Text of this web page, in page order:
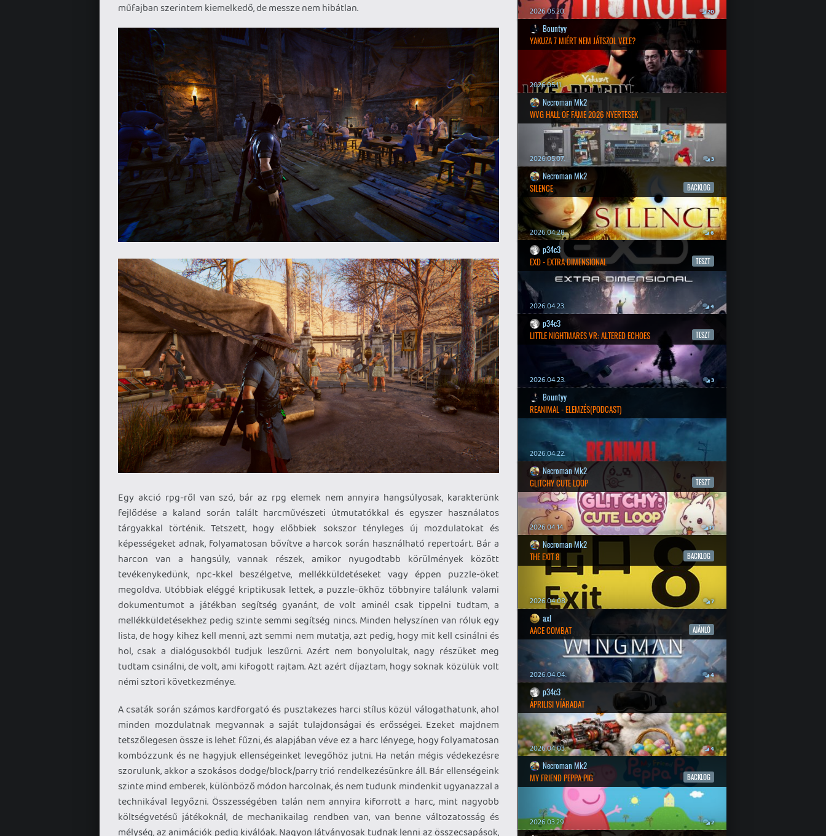
műfajban szerintem kiemelkedő, de messze nem hibátlan.
Egy akció rpg-ről van szó, bár az rpg elemek nem annyira hangsúlyosak, karakterünk
fejlődése a kaland során talált harcművészeti útmutatókkal és egyszer használatos
tárgyakkal történik. Tetszett, hogy előbbiek sokszor tényleges új mozdulatokat és
képességeket adnak, folyamatosan bővítve a harcok során használható repertoárt. Bár a
harcon van a hangsúly, vannak részek, amikor nyugodtabb körülmények között
tevékenykedünk, npc-kkel beszélgetve, mellékküldetéseket vagy éppen puzzle-öket
megoldva. Utóbbiak eléggé kriptikusak lettek, a puzzle-ökhöz többnyire találunk valami
dokumentumot a játékban segítség gyanánt, de volt aminél csak tippelni tudtam, a
mellékküldetésekhez pedig szinte semmi segítség nincs. Minden helyszínen van róluk egy
lista, de hogy kihez kell menni, azt semmi nem mutatja, azt pedig, hogy mit kell csinálni és
hol, csak a dialógusokból tudjuk leszűrni. Azért nem bonyolultak, nagy részüket meg
tudtam csinálni, de volt, ami kifogott rajtam. Azt azért díjaztam, hogy soknak közülük volt
némi sztori következménye.
A csaták során számos kardforgató és pusztakezes harci stílus közül válogathatunk, ahol
minden mozdulatnak megvannak a saját tulajdonságai és erősségei. Ezeket majdnem
tetszőlegesen össze is lehet fűzni, és alapjában véve ez a harc lényege, hogy folyamatosan
kombózzunk és ne hagyjuk ellenségeinket levegőhöz jutni. Ha netán mégis védekezésre
szorulunk, akkor a szokásos dodge/block/parry trió rendelkezésünkre áll. Bár ellenségeink
szinte mind emberek, különböző módon harcolnak, és nem tudunk mindenkit ugyanazzal a
technikával legyőzni. Összességében talán nem annyira kiforrott a harc, mint nagyobb
költségvetésű játékoknál, de mechanikailag rendben van, van benne változatosság és
mélység, az animációk pedig kiválóak. Nagyon látványosak tudnak lenni az összecsapások,
2026.05.20. 20
Bountyy
YAKUZA 7 MIÉRT NEM JÁTSZOL VELE?
2026.05.11.
Necroman Mk2
WVG HALL OF FAME 2026 NYERTESEK
2026.05.07. 3
Necroman Mk2
SILENCE
BACKLOG
2026.04.28. 6
p34c3
EXD - EXTRA DIMENSIONAL
TESZT
2026.04.23. 4
p34c3
LITTLE NIGHTMARES VR: ALTERED ECHOES
TESZT
2026.04.23. 3
Bountyy
REANIMAL - ELEMZÉS(PODCAST)
2026.04.22.
Necroman Mk2
GLITCHY CUTE LOOP
TESZT
2026.04.14. 11
Necroman Mk2
THE EXIT 8
BACKLOG
2026.04.08. 7
axl
AACE COMBAT
AJÁNLÓ
2026.04.04. 4
p34c3
ÁPRILISI VÍÁRADAT
2026.04.03. 4
Necroman Mk2
MY FRIEND PEPPA PIG
BACKLOG
2026.03.29. 2